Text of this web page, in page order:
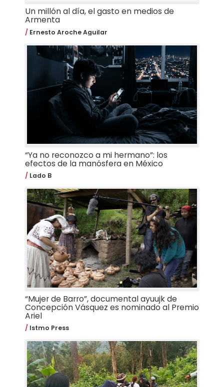
Un millón al día, el gasto en medios de
Armenta
Ernesto Aroche Aguilar
“Ya no reconozco a mi hermano”: los
efectos de la manósfera en México
Lado B
“Mujer de Barro”, documental ayuujk de
Concepción Vásquez es nominado al Premio
Ariel
Istmo Press